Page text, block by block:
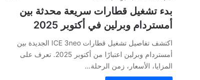
بدء تشغيل قطارات سريعة محدثة بين
أمستردام وبرلين في أكتوبر 2025
اكتشف تفاصيل تشغيل قطارات ICE 3neo الجديدة بين
أمستردام وبرلين اعتبارًا من أكتوبر 2025. تعرف على
المزايا، الأسعار، زمن الرحلة…